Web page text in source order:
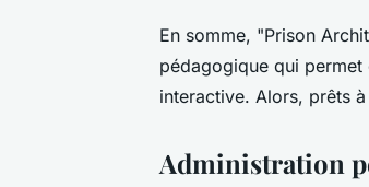
En somme, "Prison
pédagogique qui
interactive. Alors, prêts
Administration